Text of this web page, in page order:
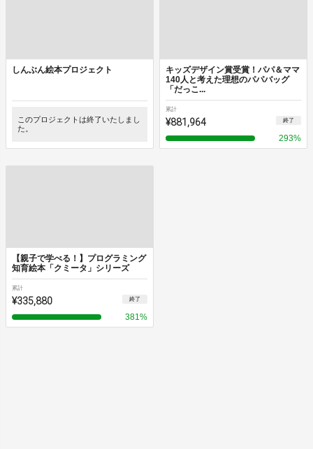
しんぶん絵本プロジェクト
このプロジェクトは終了いたしまし
た。
キッズデザイン賞受賞！パパ＆ママ
140人と考えた理想のパパバッグ
「だっこ...
累計
¥881,964 終了
293%
【親子で学べる！】プログラミング
知育絵本「クミータ」シリーズ
累計
¥335,880 終了
381%